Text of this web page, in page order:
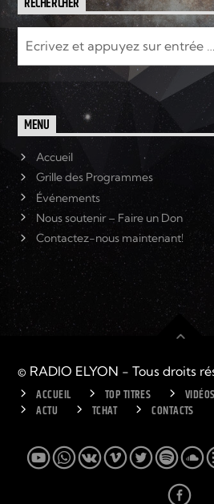
RECHERCHER
MENU
Accueil
Grille des Programmes
Événements
Nous soutenir – Faire un Don
Contactez-nous maintenant!
© RADIO ELYON - Tous droits
ACCUEIL TOP TITRES VIDÉOS
ACTU
TCHAT CONTACTS